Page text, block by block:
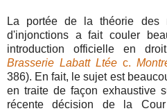
La portée de la théorie des
d'injonctions a fait couler
introduction officielle en
Brasserie Labatt Ltéec.
386). En fait, le sujet est
en traite de façon exhaustive
récente décision de la